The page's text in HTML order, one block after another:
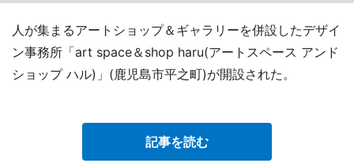
人が集まるアートショップ＆ギャラリーを併設したデザイ
ン事務所「art space＆shop haru(アートスペース アンド
ショップ ハル)」(鹿児島市平之町)が開設された。
記事を読む